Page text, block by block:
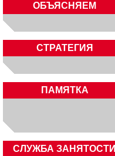
ОБЪЯСНЯЕМ
СТРАТЕГИЯ
ПАМЯТКА
CЛУЖБА ЗАНЯТОСТИ